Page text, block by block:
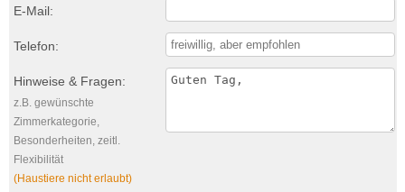
E-Mail:
Telefon:
Hinweise & Fragen:
z.B. gewünschte
Zimmerkategorie,
Besonderheiten, zeitl.
Flexibilität
(Haustiere nicht erlaubt)